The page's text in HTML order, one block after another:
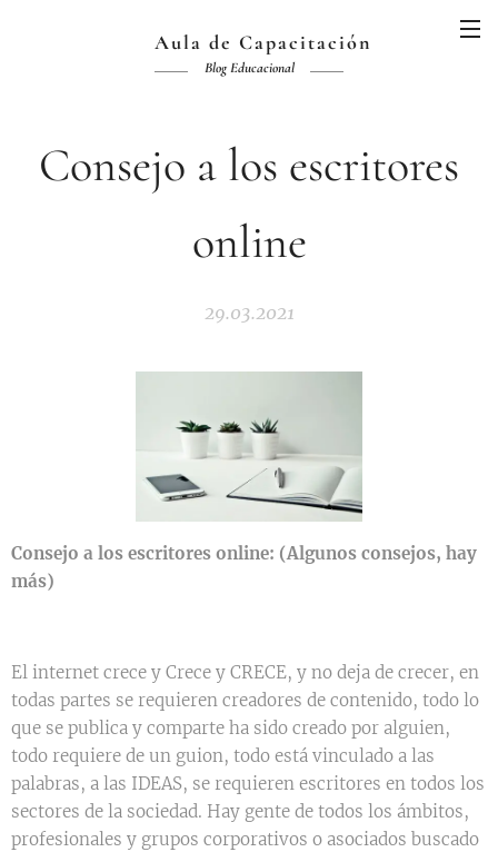
Aula de Capacitación
Blog Educacional
Consejo a los escritores
online
29.03.2021
Consejo a los escritores online: (Algunos consejos, hay
más)
El internet crece y Crece y CRECE, y no deja de crecer, en
todas partes se requieren creadores de contenido, todo lo
que se publica y comparte ha sido creado por alguien,
todo requiere de un guion, todo está vinculado a las
palabras, a las IDEAS, se requieren escritores en todos los
sectores de la sociedad. Hay gente de todos los ámbitos,
profesionales y grupos corporativos o asociados buscado